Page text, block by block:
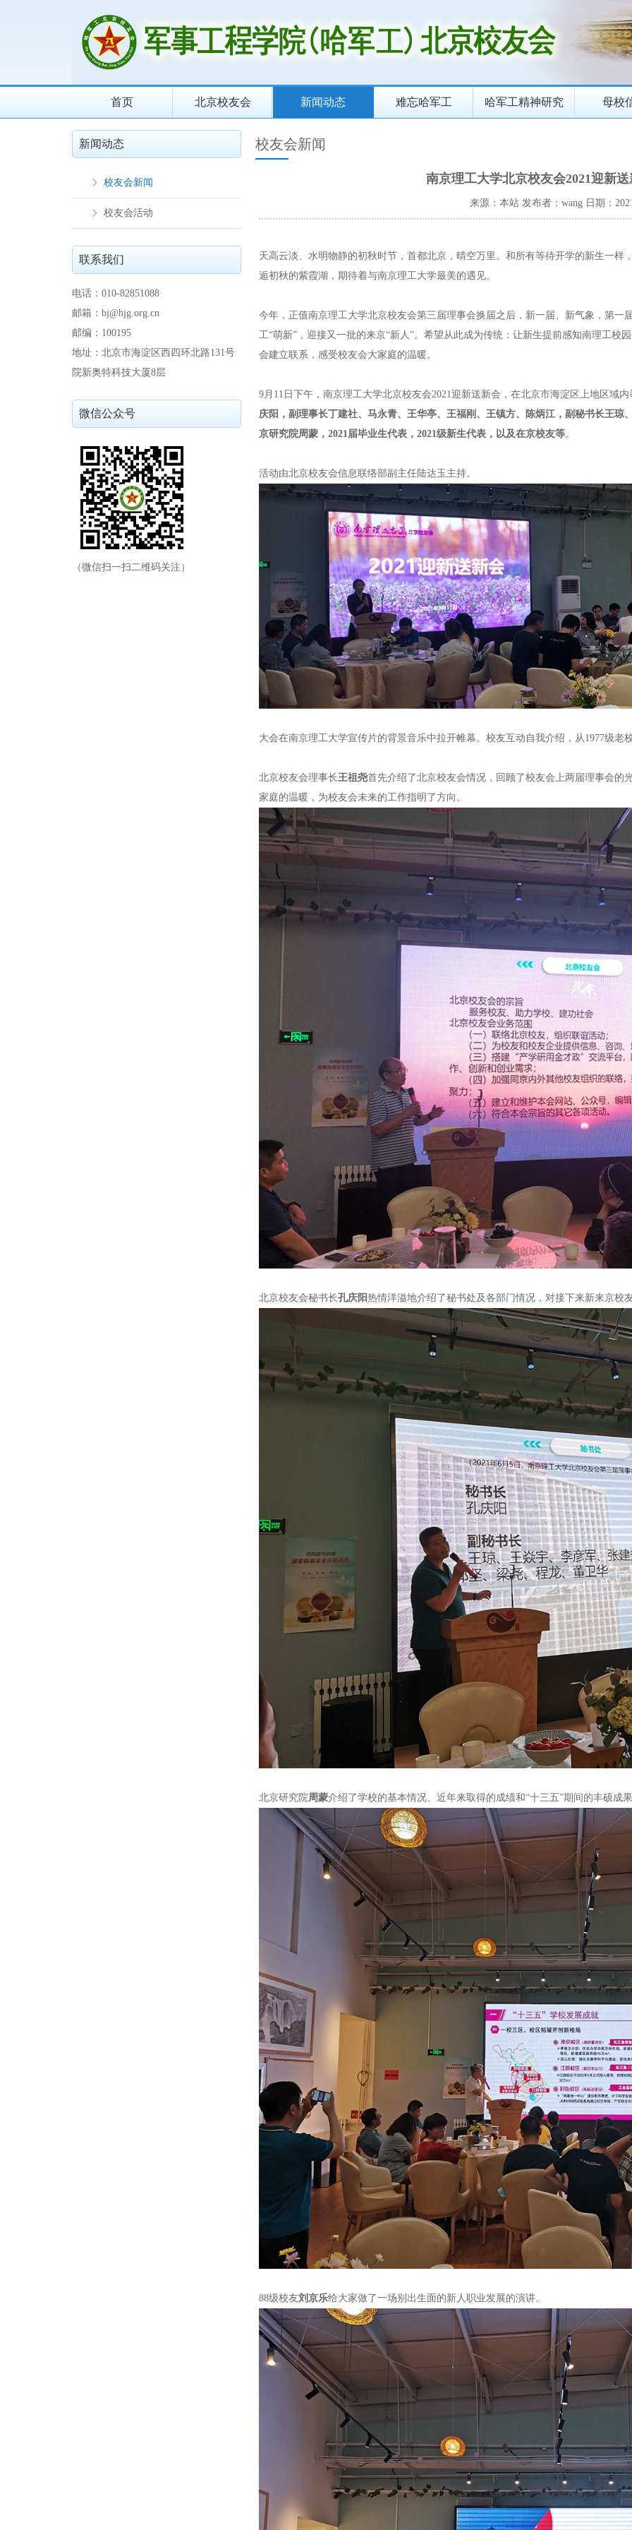
首页 北京校友会 新闻动态 难忘哈军工 哈军工精神研究 母校
新闻动态
校友会新闻
校友会活动
联系我们
电话：010-82851088
邮箱：bj@hjg.org.cn
邮编：100195
地址：北京市海淀区西四环北路131号
院新奥特科技大厦8层
微信公众号
（微信扫一扫二维码关注）
校友会新闻
南京理工大学北京校友会2021迎新
来源：本站 发布者：wang 日期：
天高云淡、水明物静的初秋时节，首都北京，晴空万里。和所有等待开学的新生一
逅初秋的紫霞湖，期待着与南京理工大学最美的遇见。
今年，正值南京理工大学北京校友会第三届理事会换届之后，新一届、新气象，第一
工“萌新”，迎接又一批的来京“新人”。希望从此成为传统：让新生提前感知南理工校
会建立联系，感受校友会大家庭的温暖。
9月11日下午，南京理工大学北京校友会2021迎新送新会，在北京市海淀区上地区域内
庆阳，副理事长丁建社、马永青、王华亭、王福刚、王镇方、陈炳江，副秘书长王
京研究院周蒙，2021届毕业生代表，2021级新生代表，以及在京校友等。
活动由北京校友会信息联络部副主任陆达玉主持。
大会在南京理工大学宣传片的背景音乐中拉开帷幕。校友互动自我介绍，从1977级老
北京校友会理事长王祖尧首先介绍了北京校友会情况，回顾了校友会上两届理事会的
家庭的温暖，为校友会未来的工作指明了方向。
北京校友会秘书长孔庆阳热情洋溢地介绍了秘书处及各部门情况，对接下来新来京校
北京研究院周蒙介绍了学校的基本情况、近年来取得的成绩和“十三五”期间的丰硕成
88级校友刘京乐给大家做了一场别出生面的新人职业发展的演讲。